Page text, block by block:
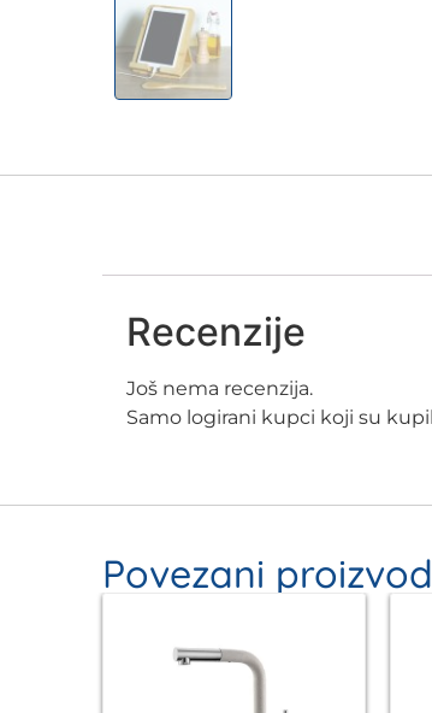
Recenzije
Još nema recenzija.
Samo logirani kupci koji su
Povezani